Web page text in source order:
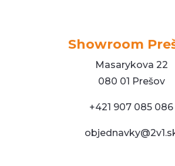
Showroom
Masarykova 22
080 01 Prešov
+421 907 085 086